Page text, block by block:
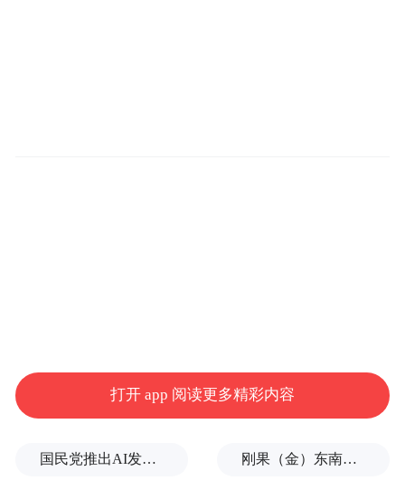
打开 app 阅读更多精彩内容
国民党推出AI发言人“郑小文”迎战民进党 刚果（金）东南部中资企业钴产品铀含量超标？官方回应